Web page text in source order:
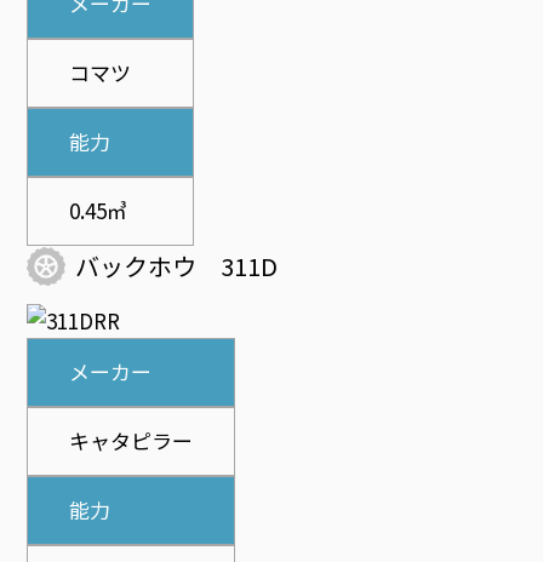
コマツ
能力
0.45㎥
バックホウ 311D
メーカー
キャタピラー
能力